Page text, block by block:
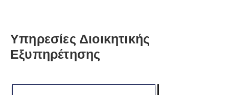
Υπηρεσίες Διοικητικής
Εξυπηρέτησης